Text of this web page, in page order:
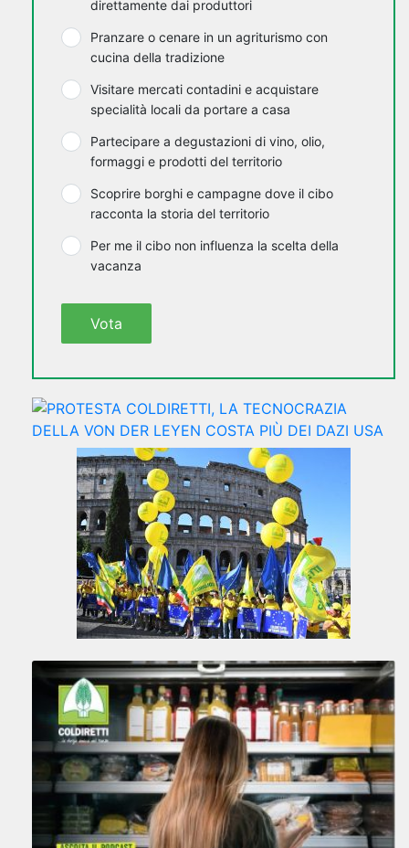
direttamente dai produttori
Pranzare o cenare in un agriturismo con
cucina della tradizione
Visitare mercati contadini e acquistare
specialità locali da portare a casa
Partecipare a degustazioni di vino, olio,
formaggi e prodotti del territorio
Scoprire borghi e campagne dove il cibo
racconta la storia del territorio
Per me il cibo non influenza la scelta della
vacanza
Vota